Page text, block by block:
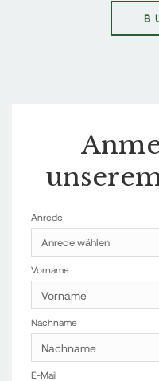
Anrede
Anrede wählen
Vorname
Nachname
E-Mail